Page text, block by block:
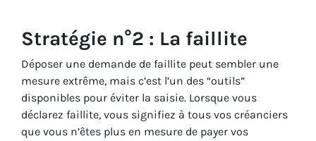
Stratégie n°2 : La faillite
Déposer une demande de faillite peut sembler une
mesure extrême, mais c’est l’un des “outils”
disponibles pour éviter la saisie. Lorsque vous
déclarez faillite, vous signifiez à tous vos créanciers
que vous n’êtes plus en mesure de payer vos